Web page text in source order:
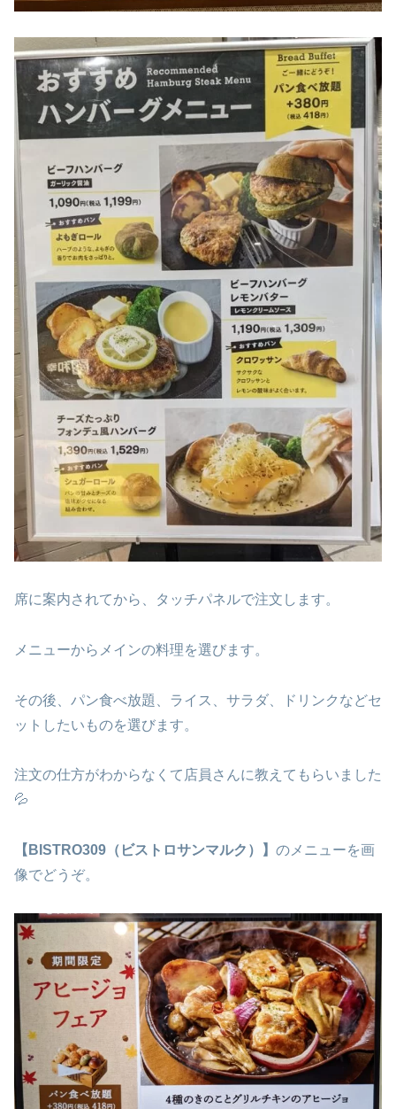
席に案内されてから、タッチパネルで注文します。
メニューからメインの料理を選びます。
その後、パン食べ放題、ライス、サラダ、ドリンクなどセ
ットしたいものを選びます。
注文の仕方がわからなくて店員さんに教えてもらいました
💦
【BISTRO309（ビストロサンマルク）】 のメニューを画
像でどうぞ。